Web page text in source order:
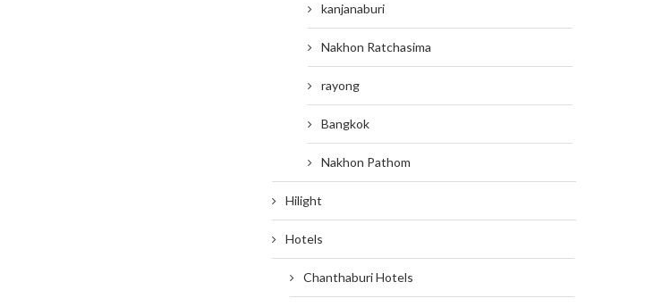
kanjanaburi
Nakhon Ratchasima
rayong
Bangkok
Nakhon Pathom
Hilight
Hotels
Chanthaburi Hotels